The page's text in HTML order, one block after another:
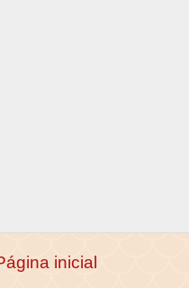
inicial